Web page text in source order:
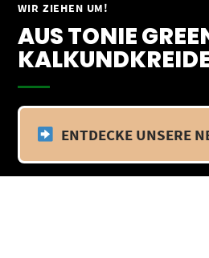
WIR ZIEHEN UM!
AUS TONIE
ENTDECKE UNSERE
Springe
Inhalt
Vom 09.04.25 - 20.04.25 befinden wir
Zeitraum findet kein